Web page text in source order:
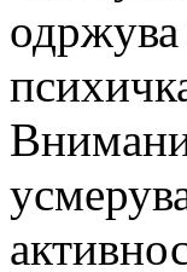
одржува